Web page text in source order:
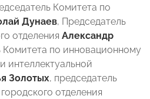
Комитета по
Дунаев, Председатель
отделения Александр
Комитета по инновационному
интеллектуальной
Золотых, председатель
отделения